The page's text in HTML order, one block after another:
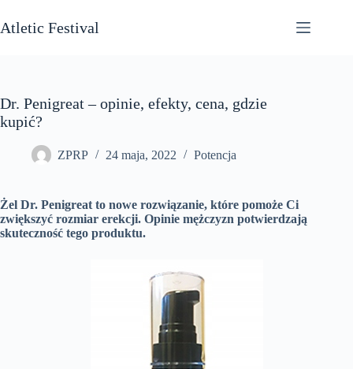
do
treści
Atletic Festival
Dr. Penigreat – opinie, efekty, cena, gdzie
kupić?
ZPRP 24 maja, 2022 Potencja
Żel Dr. Penigreat to nowe rozwiązanie, które pomoże Ci
zwiększyć rozmiar erekcji. Opinie mężczyzn potwierdzają
skuteczność tego produktu.